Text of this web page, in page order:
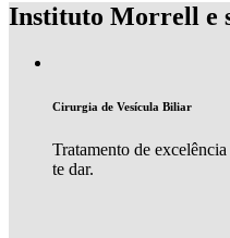
Instituto Morrell e
Cirurgia de Vesícula Biliar
Tratamento de
te dar.